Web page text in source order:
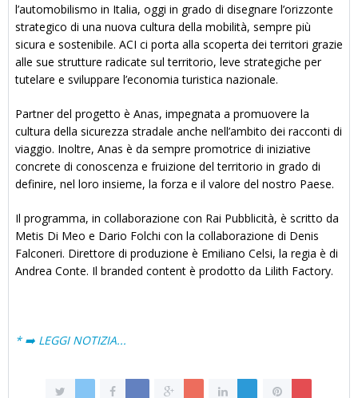
l’automobilismo in Italia, oggi in grado di disegnare l’orizzonte
strategico di una nuova cultura della mobilità, sempre più
sicura e sostenibile. ACI ci porta alla scoperta dei territori grazie
alle sue strutture radicate sul territorio, leve strategiche per
tutelare e sviluppare l’economia turistica nazionale.
Partner del progetto è Anas, impegnata a promuovere la
cultura della sicurezza stradale anche nell’ambito dei racconti di
viaggio. Inoltre, Anas è da sempre promotrice di iniziative
concrete di conoscenza e fruizione del territorio in grado di
definire, nel loro insieme, la forza e il valore del nostro Paese.
Il programma, in collaborazione con Rai Pubblicità, è scritto da
Metis Di Meo e Dario Folchi con la collaborazione di Denis
Falconeri. Direttore di produzione è Emiliano Celsi, la regia è di
Andrea Conte. Il branded content è prodotto da Lilith Factory.
* ➡️ LEGGI NOTIZIA...